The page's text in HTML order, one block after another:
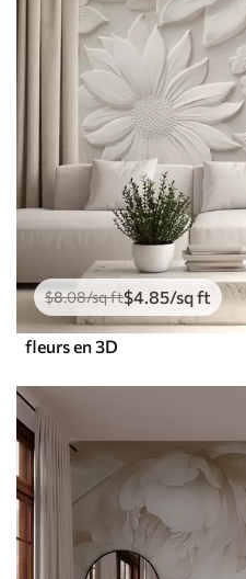
$8.08/sq ft$4.85/sq ft
fleurs en 3D